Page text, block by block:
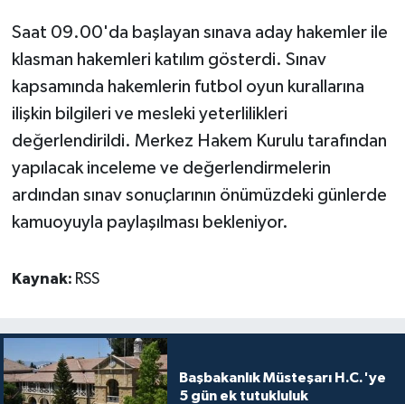
Saat 09.00'da başlayan sınava aday hakemler ile
klasman hakemleri katılım gösterdi. Sınav
kapsamında hakemlerin futbol oyun kurallarına
ilişkin bilgileri ve mesleki yeterlilikleri
değerlendirildi. Merkez Hakem Kurulu tarafından
yapılacak inceleme ve değerlendirmelerin
ardından sınav sonuçlarının önümüzdeki günlerde
kamuoyuyla paylaşılması bekleniyor.
Kaynak: RSS
Başbakanlık Müsteşarı H.C.'ye
5 gün ek tutukluluk
Nöbetçi Eczaneler
ÖZEL HABER
SAĞLIK
SİYASET
TİCARET
YAŞAM